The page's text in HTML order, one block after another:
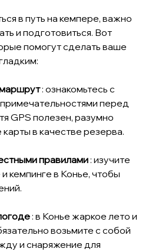
в путь на кемпере, важно
и подготовиться. Вот
помогут сделать ваше
: ознакомьтесь с
перед
GPS полезен, разумно
в качестве резерва.
правилами : изучите
кемпинге в Конье, чтобы
: в Конье жаркое лето и
возьмите с собой
и снаряжение для